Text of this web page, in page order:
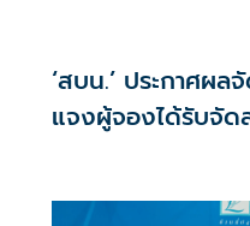
‘สบน.’ ประกาศผ
แจงผู้จองได้รับจัด